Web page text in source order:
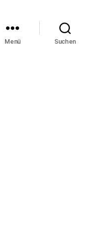
Menü Suchen